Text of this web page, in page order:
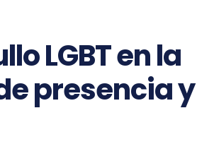
LGBT en la
presencia y